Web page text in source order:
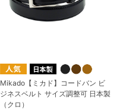
Mikado【ミカド】コードバン ビ
ジネスベルト サイズ調整可 日本製
（クロ）